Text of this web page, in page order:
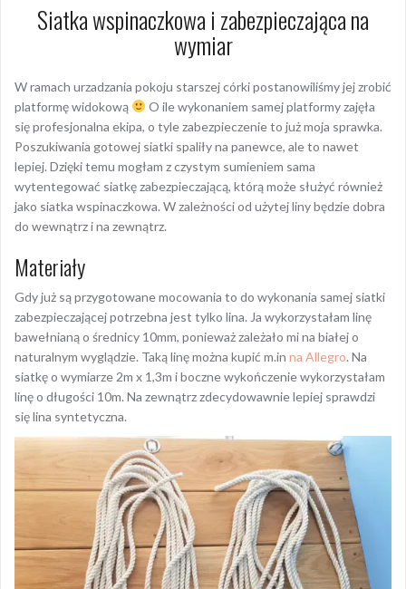
Siatka wspinaczkowa i zabezpieczająca na
wymiar
W ramach urzadzania pokoju starszej córki postanowiliśmy jej zrobić
platformę widokową
O ile wykonaniem samej platformy zajęła
się profesjonalna ekipa, o tyle zabezpieczenie to już moja sprawka.
Poszukiwania gotowej siatki spaliły na panewce, ale to nawet
lepiej. Dzięki temu mogłam z czystym sumieniem sama
wytentegować siatkę zabezpieczającą, którą może służyć również
jako siatka wspinaczkowa. W zależności od użytej liny będzie dobra
do wewnątrz i na zewnątrz.
Materiały
Gdy już są przygotowane mocowania to do wykonania samej siatki
zabezpieczającej potrzebna jest tylko lina. Ja wykorzystałam linę
bawełnianą o średnicy 10mm, ponieważ zależało mi na białej o
naturalnym wyglądzie. Taką linę można kupić m.in na Allegro. Na
siatkę o wymiarze 2m x 1,3m i boczne wykończenie wykorzystałam
linę o długości 10m. Na zewnątrz zdecydowawnie lepiej sprawdzi
się lina syntetyczna.